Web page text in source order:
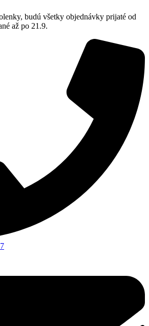
budú všetky objednávky prijaté od
až po 21.9.